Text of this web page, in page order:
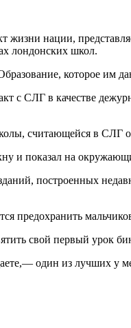
жизни нации,
лондонских школ.
которое им
с СЛГ в качестве
считающейся в СЛГ
и показал на
построенных
предохранить
свой первый урок
один из лучших у